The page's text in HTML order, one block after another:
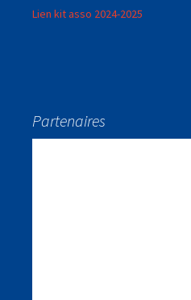
Lien kit asso 2024-2025
Partenaires